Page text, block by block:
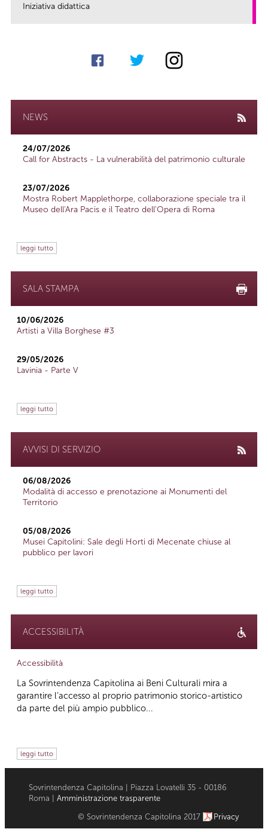
Iniziativa didattica
NEWS
24/07/2026
Call for Abstracts - La vulnerabilità del patrimonio culturale
23/07/2026
Mostra Robert Mapplethorpe, collaborazione speciale tra il
Museo dell'Ara Pacis e il Teatro dell'Opera di Roma
leggi tutto
SALA STAMPA
10/06/2026
Artisti a Villa Borghese #3
29/05/2026
Lavinia - Parte V
leggi tutto
AVVISI DI SERVIZIO
06/08/2026
Modalità di accesso e prenotazione ai Monumenti del
Territorio
05/08/2026
Musei Capitolini: Sale degli Horti di Mecenate chiuse al
pubblico per lavori
leggi tutto
ACCESSIBILITÀ
Accessibilità
La Sovrintendenza Capitolina ai Beni Culturali mira a
garantire l’accesso al proprio patrimonio storico-artistico
da parte del più ampio pubblico...
leggi tutto
Sovrintendenza Capitolina | Piazza Lovatelli 35 - 00186
Roma | Amministrazione trasparente
© Sovrintendenza Capitolina 2017 Privacy